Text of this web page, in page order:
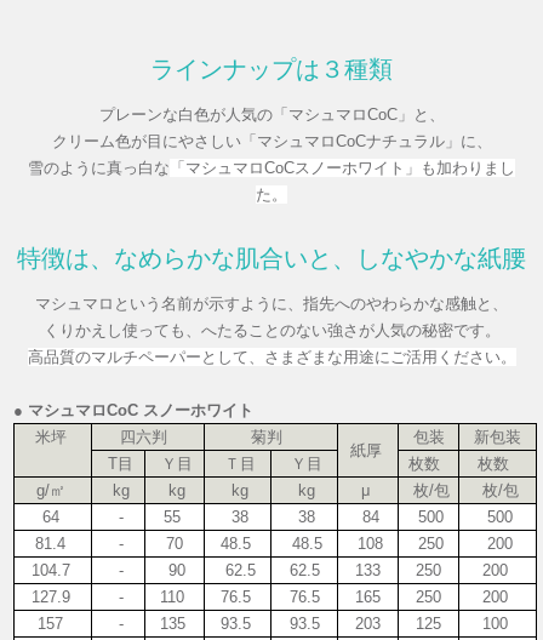
ラインナップは３種類
プレーンな白色が人気の「マシュマロCoC」と、
クリーム色が目にやさしい「マシュマロCoCナチュラル」に、
雪のように真っ白な 「マシュマロCoCスノーホワイト」も加わりまし
た。
特徴は、なめらかな肌合いと、しなやかな紙腰
マシュマロという名前が示すように、指先へのやわらかな感触と、
くりかえし使っても、へたることのない強さが人気の秘密です。
高品質のマルチペーパーとして、さまざまな用途にご活用ください。
● マシュマロCoC スノーホワイト
米坪
四六判 菊判
紙厚
包装
新包装
T目
Ｙ目 Ｔ目 Ｙ目 枚数
枚数
g/㎡
kg kg kg kg μ 枚/包
枚/包
64
- 55 38 38 84 500
500
81.4
- 70 48.5 48.5 108 250
200
104.7
- 90 62.5 62.5 133 250
200
127.9
- 110 76.5 76.5 165 250
200
157
- 135 93.5 93.5 203 125
100